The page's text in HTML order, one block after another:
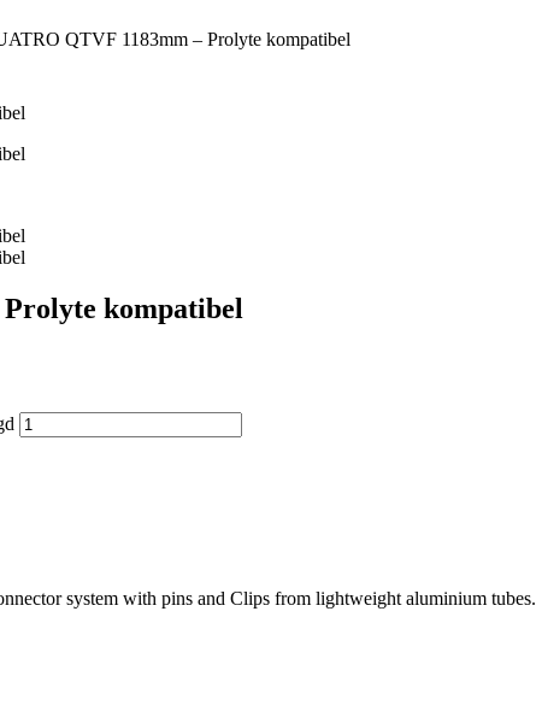
QTVF 1183mm – Prolyte kompatibel
kompatibel
system with pins and Clips from lightweight aluminium tubes.